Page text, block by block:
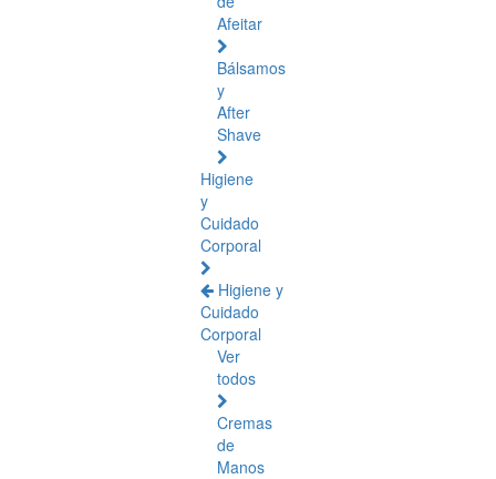
Afeitar
Bálsamos
y
After
Shave
Higiene
y
Cuidado
Corporal
Higiene y
Cuidado
Corporal
Ver
todos
Cremas
de
Manos